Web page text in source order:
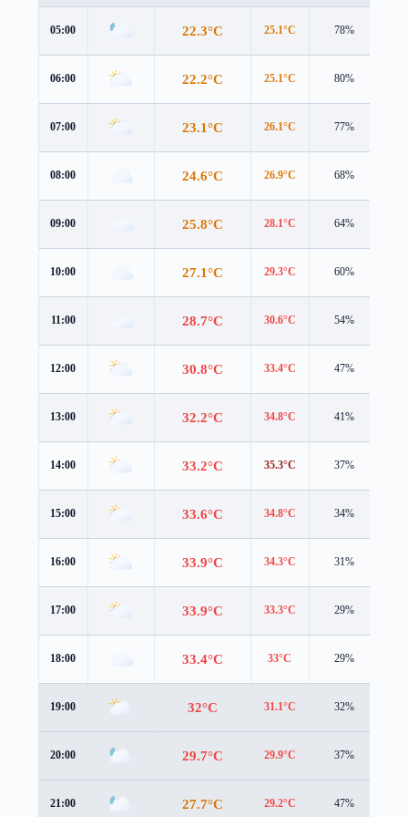
05:00 22.3°C 25.1°C 78%
06:00 22.2°C 25.1°C 80%
07:00 23.1°C 26.1°C 77%
08:00 24.6°C 26.9°C 68%
09:00 25.8°C 28.1°C 64%
10:00 27.1°C 29.3°C 60%
11:00 28.7°C 30.6°C 54%
12:00 30.8°C 33.4°C 47%
13:00 32.2°C 34.8°C 41%
14:00 33.2°C 35.3°C 37%
15:00 33.6°C 34.8°C 34%
16:00 33.9°C 34.3°C 31%
17:00 33.9°C 33.3°C 29%
18:00 33.4°C 33°C 29%
19:00 32°C 31.1°C 32%
20:00 29.7°C 29.9°C 37%
21:00 27.7°C 29.2°C 47%